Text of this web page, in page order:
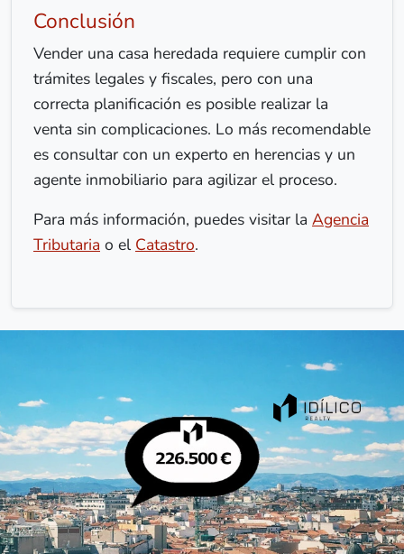
Conclusión
Vender una casa heredada requiere cumplir con
trámites legales y fiscales, pero con una
correcta planificación es posible realizar la
venta sin complicaciones. Lo más recomendable
es consultar con un experto en herencias y un
agente inmobiliario para agilizar el proceso.
Para más información, puedes visitar la Agencia
Tributaria o el Catastro.